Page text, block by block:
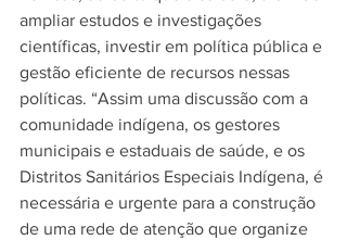
ampliar estudos e investigações
científicas, investir em política pública e
gestão eficiente de recursos nessas
políticas. “Assim uma discussão com a
comunidade indígena, os gestores
municipais e estaduais de saúde, e os
Distritos Sanitários Especiais Indígena, é
necessária e urgente para a construção
de uma rede de atenção que organize